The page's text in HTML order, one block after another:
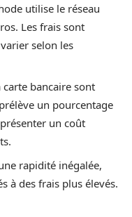
utilise le réseau
Les frais sont
selon les
carte bancaire sont
un pourcentage
un coût
rapidité inégalée,
à des frais plus élevés.